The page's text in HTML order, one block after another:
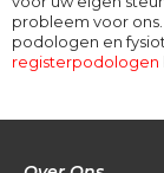
probleem voor
podologen en
registerpodologen